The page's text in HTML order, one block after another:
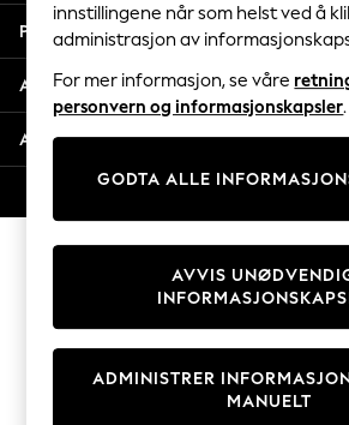
140 - 174cm
Trending: Top & Short Sets
Trending: Clogs
Toy Story
THE SET
Coats & Jackets
Sweatshirts & Hoodies
Knitwear
Cardigans
Dresses
Sets & Outfits
T-Shirts
Personvern & Juridisk
Avdelinger
Andre tjenester
innstillingene når som helst ved å
administrasjon av
For mer informasjon, se våre
personvern og informasjonskapsler.
GODTA ALLE
ADMINISTRER
MANUELT
AVVIS